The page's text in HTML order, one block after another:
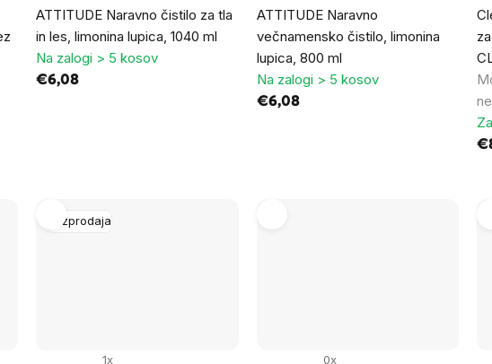
ATTITUDE Naravno čistilo za tla
in les, limonina lupica, 1040 ml
Na zalogi > 5 kosov
€6,08
ATTITUDE Naravno
večnamensko čistilo, limonina
lupica, 800 ml
Na zalogi > 5 kosov
€6,08
Razprodaja
1x 0x